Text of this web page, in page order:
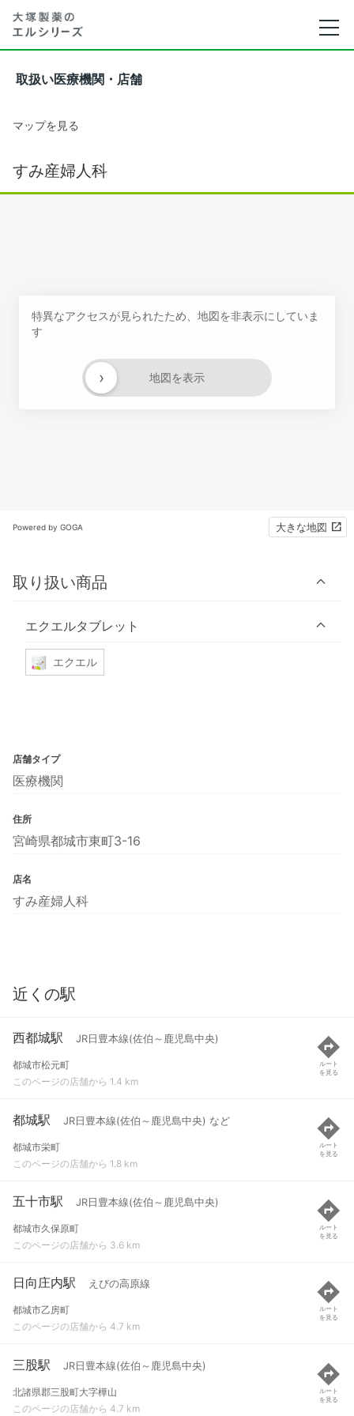
取扱い医療機関・店舗
マップを見る
すみ産婦人科
特異なアクセスが見られたため、地図を非表示にしていま
す
地図を表示
›
Powered by GOGA 大きな地図
取り扱い商品
エクエルタブレット
エクエル
店舗タイプ
医療機関
住所
宮崎県都城市東町3-16
店名
すみ産婦人科
近くの駅
西都城駅 JR日豊本線(佐伯～鹿児島中央)
都城市松元町
このページの店舗から 1.4 km
ルート
を見る
都城駅 JR日豊本線(佐伯～鹿児島中央) など
都城市栄町
このページの店舗から 1.8 km
ルート
を見る
五十市駅 JR日豊本線(佐伯～鹿児島中央)
都城市久保原町
このページの店舗から 3.6 km
ルート
を見る
日向庄内駅 えびの高原線
都城市乙房町
このページの店舗から 4.7 km
ルート
を見る
三股駅 JR日豊本線(佐伯～鹿児島中央)
北諸県郡三股町大字樺山
このページの店舗から 4.7 km
ルート
を見る